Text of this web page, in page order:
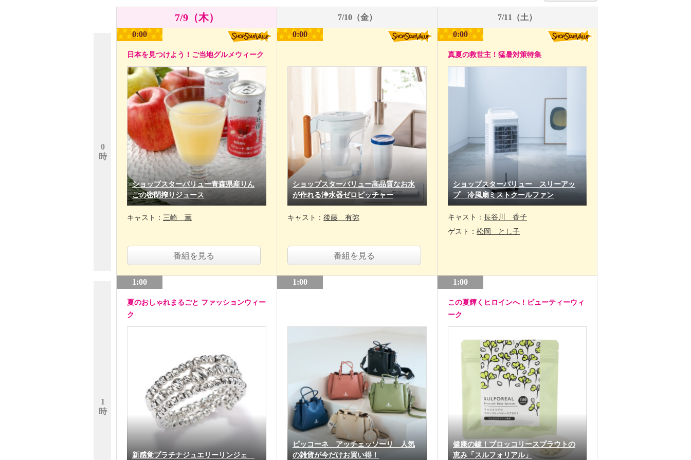
7/9（木） 7/10（金） 7/11（土）
0
時
1
時
0:00
日本を見つけよう！ご当地グルメウィーク
ショップスターバリュー青森県産りん
ごの密閉搾りジュース
キャスト： 三崎 薫
番組を見る
1:00
夏のおしゃれまるごと ファッションウィー
ク
新感覚プラチナジュエリーリンジェ
0:00
ショップスターバリュー高品質なお水
が作れる浄水器ゼロピッチャー
キャスト： 後藤 有弥
番組を見る
1:00
ピッコーネ アッチェッソーリ 人気
の雑貨が今だけお買い得！
0:00
真夏の救世主！猛暑対策特集
ショップスターバリュー スリーアッ
プ 冷風扇ミストクールファン
キャスト： 長谷川 香子
ゲスト： 松岡 とし子
1:00
この夏輝くヒロインへ！ビューティーウィ
ーク
健康の鍵！ブロッコリースプラウトの
恵み「スルフォリアル」